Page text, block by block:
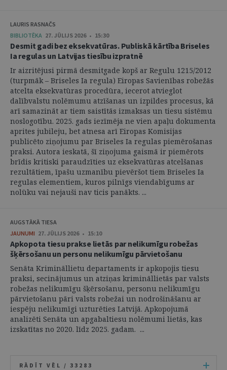
LAURIS RASNAČS
BIBLIOTĒKA 27. JŪLIJS 2026 • 15:30
Desmit gadi bez eksekvatūras. Publiskā kārtība Briseles
Ia regulas un Latvijas tiesību izpratnē
Ir aizritējusi pirmā desmitgade kopš ar Regulu 1215/2012
(turpmāk – Briseles Ia regula) Eiropas Savienības robežās
atcelta eksekvatūras procedūra, iecerot atvieglot
dalībvalstu nolēmumu atzīšanas un izpildes procesus, kā
arī samazināt ar tiem saistītās izmaksas un tiesu sistēmu
noslogotību. 2025. gads iezīmēja ne vien apaļu dokumenta
aprites jubileju, bet atnesa arī Eiropas Komisijas
publicēto ziņojumu par Briseles Ia regulas piemērošanas
praksi. Autora ieskatā, šī ziņojuma gaismā ir piemērots
brīdis kritiski paraudzīties uz eksekvatūras atcelšanas
rezultātiem, īpašu uzmanību pievēršot tiem Briseles Ia
regulas elementiem, kuros pilnīgs viendabīgums ar
nolūku vai nejauši nav ticis panākts. ...
AUGSTĀKĀ TIESA
JAUNUMI 27. JŪLIJS 2026 • 15:10
Apkopota tiesu prakse lietās par nelikumīgu robežas
šķērsošanu un personu nelikumīgu pārvietošanu
Senāta Krimināllietu departaments ir apkopojis tiesu
praksi, secinājumus un atziņas krimināllietās par valsts
robežas nelikumīgu šķērsošanu, personu nelikumīgu
pārvietošanu pāri valsts robežai un nodrošināšanu ar
iespēju nelikumīgi uzturēties Latvijā. Apkopojumā
analizēti Senāta un apgabaltiesu nolēmumi lietās, kas
izskatītas no 2020. līdz 2025. gadam. ...
RĀDĪT VĒL / 33283